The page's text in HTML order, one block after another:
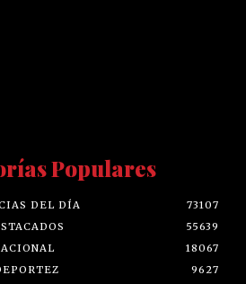
Populares
DEL DÍA
73107
55639
18067
9627